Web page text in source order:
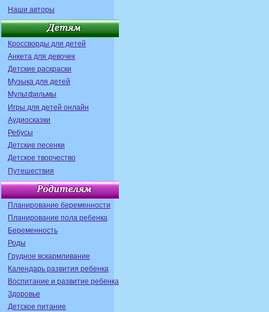
Наши авторы
Кроссворды для детей
Анкета для девочек
Детские раскраски
Музыка для детей
Мультфильмы
Игры для детей онлайн
Аудиосказки
Ребусы
Детские песенки
Детское творчество
Путешествия
Планирование беременности
Планирование пола ребенка
Беременность
Роды
Грудное вскармливание
Календарь развития ребенка
Воспитание и развитие ребенка
Здоровье
Детское питание